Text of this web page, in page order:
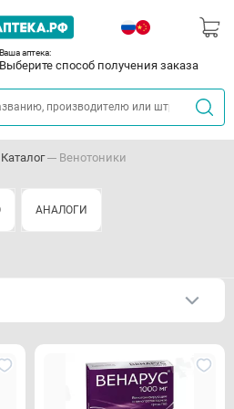
Ваша аптека:
Выберите способ получения заказа
Каталог Венотоники
АНАЛОГИ